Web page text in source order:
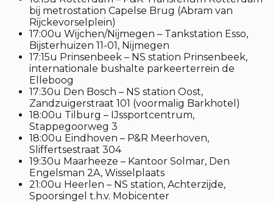
bij metrostation Capelse Brug (Abram van
Rijckevorselplein)
17:00u Wijchen/Nijmegen – Tankstation Esso,
Bijsterhuizen 11-01, Nijmegen
17:15u Prinsenbeek – NS station Prinsenbeek,
internationale bushalte parkeerterrein de
Elleboog
17:30u Den Bosch – NS station Oost,
Zandzuigerstraat 101 (voormalig Barkhotel)
18:00u Tilburg – IJssportcentrum,
Stappegoorweg 3
18:00u Eindhoven – P&R Meerhoven,
Sliffertsestraat 304
19:30u Maarheeze – Kantoor Solmar, Den
Engelsman 2A, Wisselplaats
21:00u Heerlen – NS station, Achterzijde,
Spoorsingel t.h.v. Mobicenter